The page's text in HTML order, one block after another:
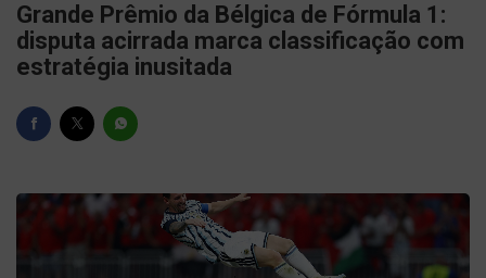
Grande Prêmio da Bélgica de Fórmula 1:
disputa acirrada marca classificação com
estratégia inusitada